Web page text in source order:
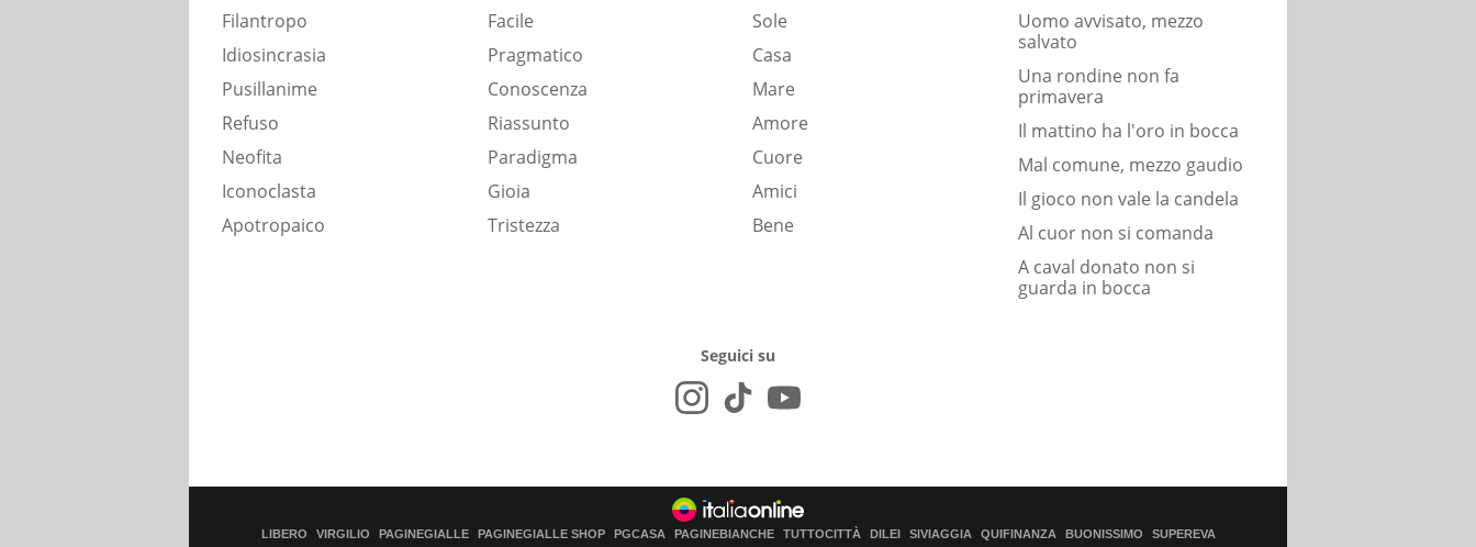
Filantropo
Idiosincrasia
Pusillanime
Refuso
Neofita
Iconoclasta
Apotropaico
Facile
Pragmatico
Conoscenza
Riassunto
Paradigma
Gioia
Tristezza
Sole
Casa
Mare
Amore
Cuore
Amici
Bene
Uomo avvisato, mezzo
salvato
Una rondine non fa
primavera
Il mattino ha l'oro in bocca
Mal comune, mezzo gaudio
Il gioco non vale la candela
Al cuor non si comanda
A caval donato non si
guarda in bocca
Seguici su
LIBERO VIRGILIO PAGINEGIALLE PAGINEGIALLE SHOP PGCASA PAGINEBIANCHE TUTTOCITTÀ DILEI SIVIAGGIA QUIFINANZA BUONISSIMO SUPEREVA